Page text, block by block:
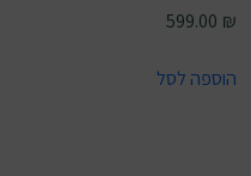
599.00 ₪
הוספה לסל